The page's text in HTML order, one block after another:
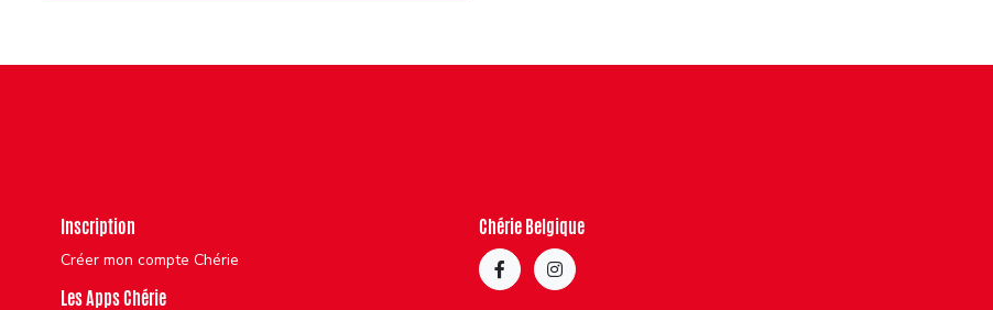
Inscription
Créer mon compte Chérie
Les Apps Chérie
Chérie Belgique